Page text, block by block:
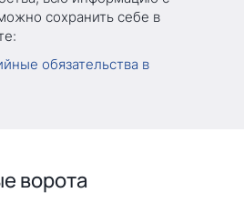
сохранить себе в
обязательства в
ворота